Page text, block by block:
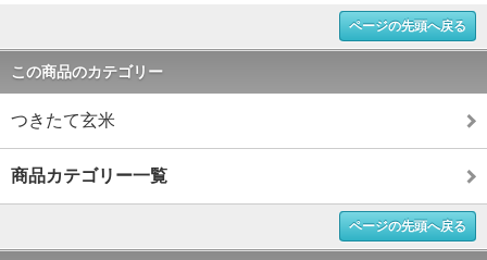
ページの先頭へ戻る
この商品のカテゴリー
つきたて玄米
商品カテゴリー一覧
ページの先頭へ戻る